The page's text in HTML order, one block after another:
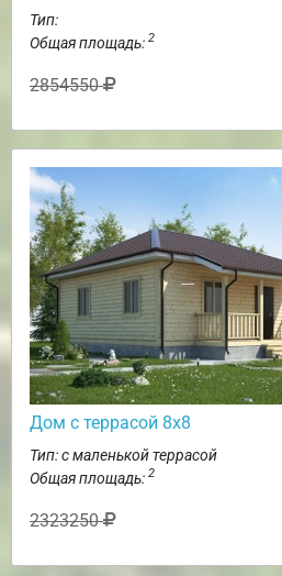
Тип:
Общая площадь: 2
2854550
Дом с террасой 8х8
Тип: с маленькой террасой
Общая площадь: 2
2323250